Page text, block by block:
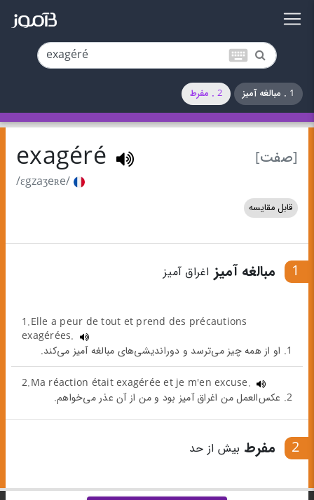
keyboard
1 . مبالغه‌ آمیز 2 . مفرط
[صفت] exagéré
/ɛgzaʒeʀe/
قابل مقایسه
1 مبالغه‌ آمیز اغراق‌ آمیز
1.Elle a peur de tout et prend des précautions
exagérées.
1. او از همه چیز می‌ترسد و دوراندیشی‌های مبالغه‌ آمیز می‌کند.
2.Ma réaction était exagérée et je m'en excuse.
2. عکس‌العمل من اغراق‌ آمیز بود و من از آن عذر می‌خواهم.
2 مفرط بیش از حد